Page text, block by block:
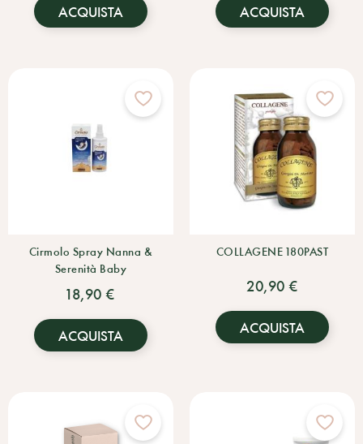
ACQUISTA ACQUISTA
Cirmolo Spray Nanna &
Serenità Baby
18,90 €
ACQUISTA
COLLAGENE 180PAST
20,90 €
ACQUISTA